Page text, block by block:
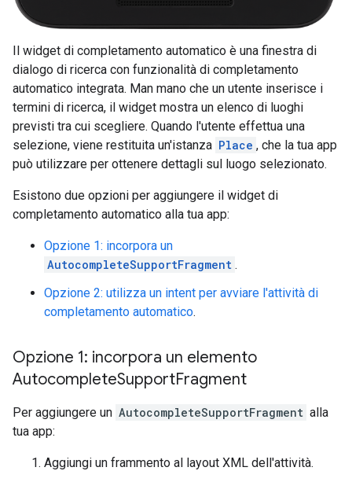
Il widget di completamento automatico è una finestra di
dialogo di ricerca con funzionalità di completamento
automatico integrata. Man mano che un utente inserisce i
termini di ricerca, il widget mostra un elenco di luoghi
previsti tra cui scegliere. Quando l'utente effettua una
selezione, viene restituita un'istanza Place , che la tua app
può utilizzare per ottenere dettagli sul luogo selezionato.
Esistono due opzioni per aggiungere il widget di
completamento automatico alla tua app:
Opzione 1: incorpora un
AutocompleteSupportFragment .
Opzione 2: utilizza un intent per avviare l'attività di
completamento automatico.
Opzione 1: incorpora un elemento
AutocompleteSupportFragment
Per aggiungere un AutocompleteSupportFragment alla
tua app:
Aggiungi un frammento al layout XML dell'attività.